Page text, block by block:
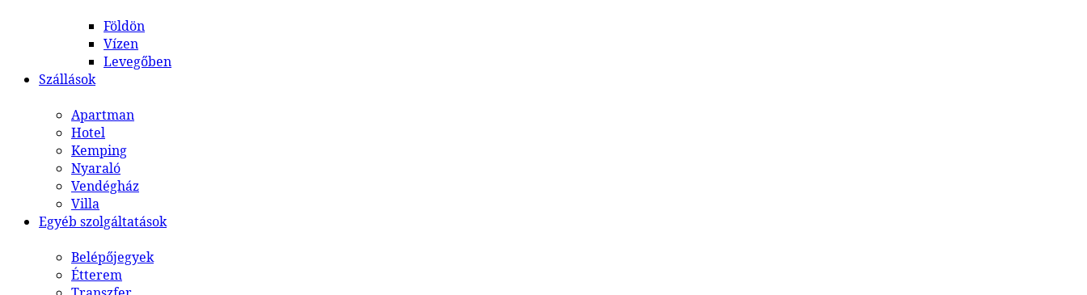
Földön
Vízen
Levegőben
Szállások
Apartman
Hotel
Kemping
Nyaraló
Vendégház
Villa
Egyéb szolgáltatások
Belépőjegyek
Étterem